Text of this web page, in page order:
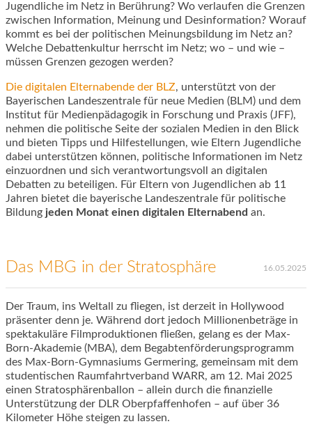
Jugendliche im Netz in Berührung? Wo verlaufen die Grenzen
zwischen Information, Meinung und Desinformation? Worauf
kommt es bei der politischen Meinungsbildung im Netz an?
Welche Debattenkultur herrscht im Netz; wo – und wie –
müssen Grenzen gezogen werden?
Die digitalen Elternabende der BLZ, unterstützt von der
Bayerischen Landeszentrale für neue Medien (BLM) und dem
Institut für Medienpädagogik in Forschung und Praxis (JFF),
nehmen die politische Seite der sozialen Medien in den Blick
und bieten Tipps und Hilfestellungen, wie Eltern Jugendliche
dabei unterstützen können, politische Informationen im Netz
einzuordnen und sich verantwortungsvoll an digitalen
Debatten zu beteiligen. Für Eltern von Jugendlichen ab 11
Jahren bietet die bayerische Landeszentrale für politische
Bildung jeden Monat einen digitalen Elternabend an.
16.05.2025
Das MBG in der Stratosphäre
Der Traum, ins Weltall zu fliegen, ist derzeit in Hollywood
präsenter denn je. Während dort jedoch Millionenbeträge in
spektakuläre Filmproduktionen fließen, gelang es der Max-
Born-Akademie (MBA), dem Begabtenförderungsprogramm
des Max-Born-Gymnasiums Germering, gemeinsam mit dem
studentischen Raumfahrtverband WARR, am 12. Mai 2025
einen Stratosphärenballon – allein durch die finanzielle
Unterstützung der DLR Oberpfaffenhofen – auf über 36
Kilometer Höhe steigen zu lassen.